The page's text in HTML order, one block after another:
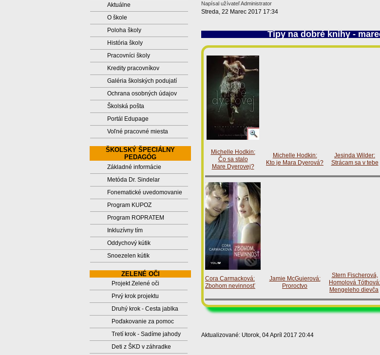
Aktuálne
O škole
Poloha školy
História školy
Pracovníci školy
Kredity pracovníkov
Galéria školských podujatí
Ochrana osobných údajov
Školská pošta
Portál Edupage
Voľné pracovné miesta
ŠKOLSKÝ ŠPECIÁLNY
PEDAGÓG
Základné informácie
Metóda Dr. Sindelar
Fonematické uvedomovanie
Program KUPOZ
Program ROPRATEM
Inkluzívny tím
Oddychový kútik
Snoezelen kútik
ZELENÉ OČI
Projekt Zelené oči
Prvý krok projektu
Druhý krok - Cesta jablka
Poďakovanie za pomoc
Tretí krok - Sadíme jahody
Deti z ŠKD v záhradke
Napísal užívateľ Administrator
Streda, 22 Marec 2017 17:34
Tipy na dobré knihy -
Michelle Hodkin:
Čo sa stalo
Mare Dyerovej?
Michelle Hodkin:
Kto je Mara Dyerová?
Jesinda Wilder:
Strácam sa v tebe
Cora Carmacková:
Zbohom nevinnosť
Jamie McGuierová:
Proroctvo
Stern Fischerová,
Homolová Tóthová:
Mengeleho dievča
Aktualizované: Utorok, 04 Apríl 2017 20:44